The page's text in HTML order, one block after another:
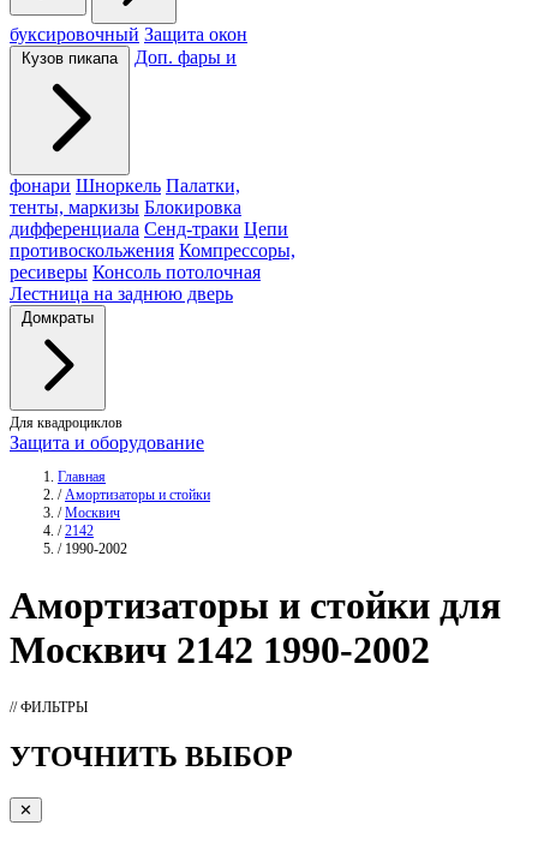
буксировочный Защита окон
Кузов пикапа Доп. фары и
фонари Шноркель Палатки,
тенты, маркизы Блокировка
дифференциала Сенд-траки Цепи
противоскольжения Компрессоры,
ресиверы Консоль потолочная
Лестница на заднюю дверь
Домкраты
Для квадроциклов
Защита и оборудование
Главная
/ Амортизаторы и стойки
/ Москвич
/ 2142
/ 1990-2002
Амортизаторы и стойки для
Москвич 2142 1990-2002
// ФИЛЬТРЫ
УТОЧНИТЬ ВЫБОР
✕